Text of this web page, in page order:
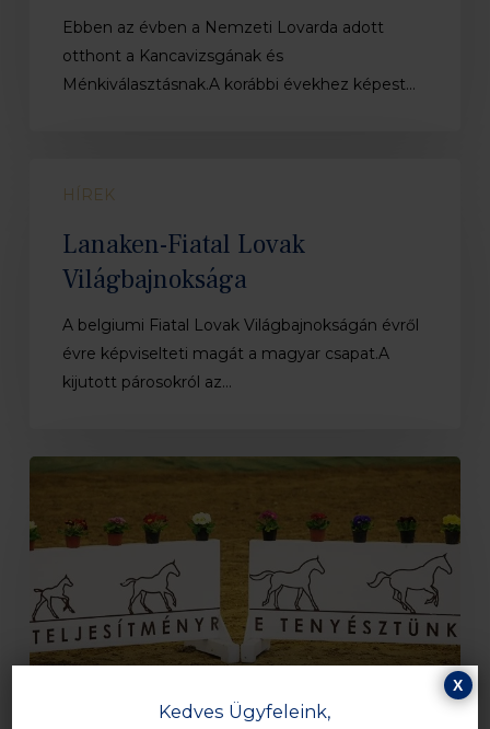
Ebben az évben a Nemzeti Lovarda adott
otthont a Kancavizsgának és
Ménkiválasztásnak.A korábbi évekhez képest…
Fiatal
Világbajnoksága
HÍREK
Lanaken-Fiatal Lovak
Világbajnoksága
A belgiumi Fiatal Lovak Világbajnokságán évről
évre képviselteti magát a magyar csapat.A
kijutott párosokról az…
és
Ménversenyről
Kedves Ügyfeleink,
X